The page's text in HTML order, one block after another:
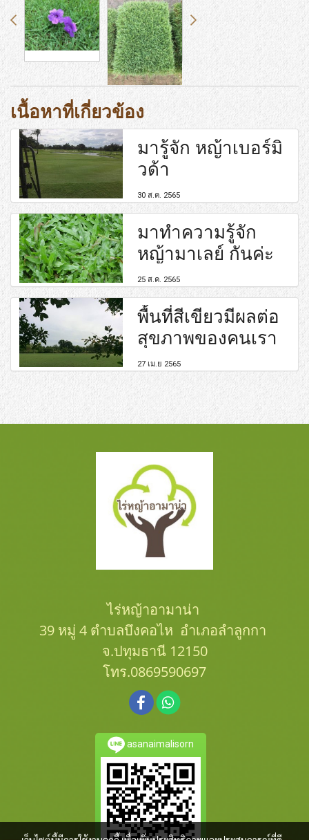
เนื้อหาที่เกี่ยวข้อง
มารู้จัก หญ้าเบอร์มิ
วด้า
30 ส.ค. 2565
มาทำความรู้จัก
หญ้ามาเลย์ กันค่ะ
25 ส.ค. 2565
พื้นที่สีเขียวมีผลต่อ
สุขภาพของคนเรา
27 เม.ย 2565
ไร่หญ้าอามาน่า
39 หมู่ 4 ตำบลบึงคอไห อำเภอลำลูกกา
จ.ปทุมธานี 12150
โทร.0869590697
asanaimalisorn